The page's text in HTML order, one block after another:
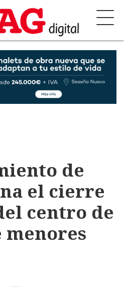
de
el cierre
centro de
menores